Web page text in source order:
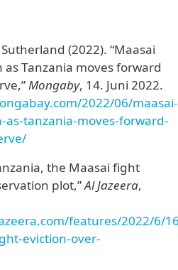
(2022). “Maasai
Tanzania moves forward
Mongaby, 14. Juni 2022.
2022/06/maasai-
tanzania-moves-forward-
the Maasai fight
plot,”Al Jazeera,
features/2022/6/
eviction-over-